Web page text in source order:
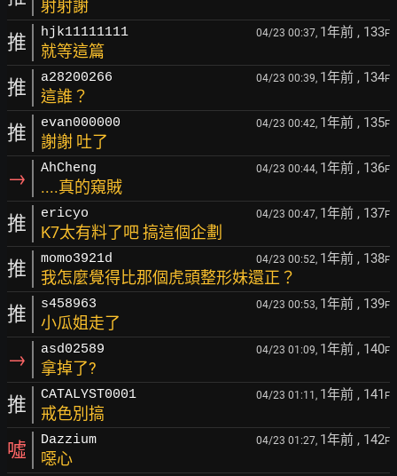
射射謝
推 hjk11111111 04/23 00:37, 1年前 , 133F
就等這篇
推 a28200266 04/23 00:39, 1年前 , 134F
這誰？
推 evan000000 04/23 00:42, 1年前 , 135F
謝謝 吐了
→ AhCheng 04/23 00:44, 1年前 , 136F
....真的窺賊
推 ericyo 04/23 00:47, 1年前 , 137F
K7太有料了吧 搞這個企劃
推 momo3921d 04/23 00:52, 1年前 , 138F
我怎麼覺得比那個虎頭整形妹還正？
推 s458963 04/23 00:53, 1年前 , 139F
小瓜姐走了
→ asd02589 04/23 01:09, 1年前 , 140F
拿掉了?
推 CATALYST0001 04/23 01:11, 1年前 , 141 F
戒色別搞
噓 Dazzium 04/23 01:27, 1年前 , 142F
噁心